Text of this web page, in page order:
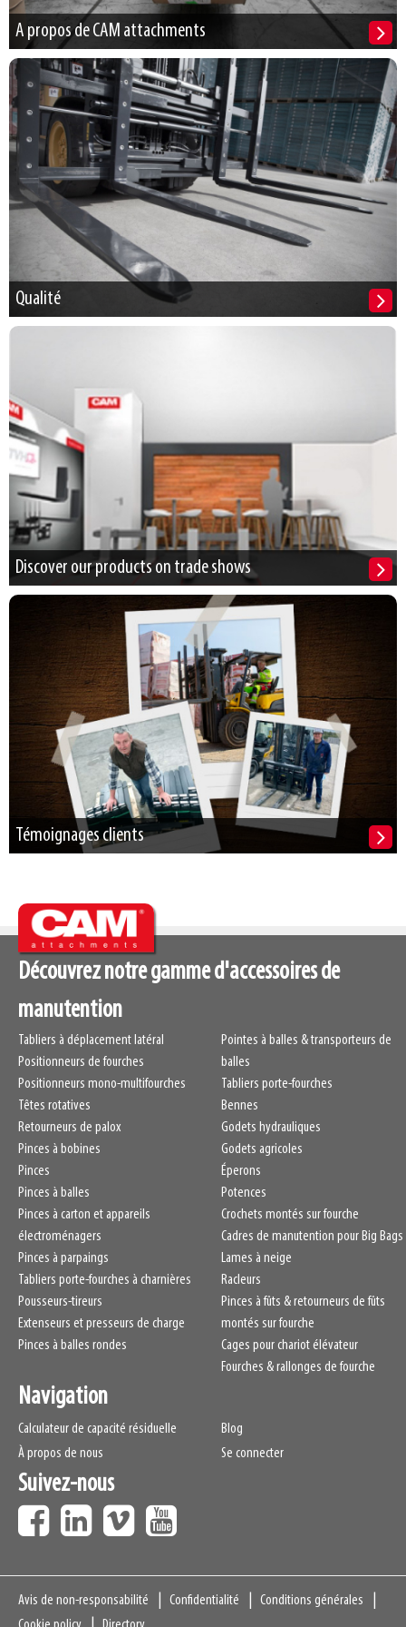
A propos de CAM attachments
Qualité
Discover our products on trade shows
Témoignages clients
Découvrez notre gamme d'accessoires de
manutention
Tabliers à déplacement latéral
Positionneurs de fourches
Positionneurs mono-multifourches
Têtes rotatives
Retourneurs de palox
Pinces à bobines
Pinces
Pinces à balles
Pinces à carton et appareils
électroménagers
Pinces à parpaings
Tabliers porte-fourches à charnières
Pousseurs-tireurs
Extenseurs et presseurs de charge
Pinces à balles rondes
Pointes à balles & transporteurs de
balles
Tabliers porte-fourches
Bennes
Godets hydrauliques
Godets agricoles
Éperons
Potences
Crochets montés sur fourche
Cadres de manutention pour Big Bags
Lames à neige
Racleurs
Pinces à fûts & retourneurs de fûts
montés sur fourche
Cages pour chariot élévateur
Fourches & rallonges de fourche
Navigation
Calculateur de capacité résiduelle
À propos de nous
Blog
Se connecter
Suivez-nous
Navigation
Avis de non-responsabilité Confidentialité
Conditions générales